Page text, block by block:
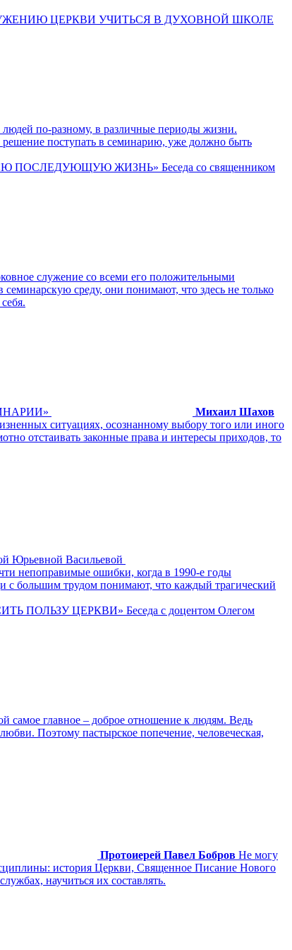
ЦЕРКВИ УЧИТЬСЯ В ДУХОВНОЙ ШКОЛЕ
людей по-разному, в различные периоды жизни.
поступать в семинарию, уже должно быть
ЖИЗНЬ» Беседа со священником
служение со всеми его положительными
среду, они понимают, что здесь не только
Михаил Шахов
ситуациях, осознанному выбору того или иного
отстаивать законные права и интересы приходов, то
Васильевой
непоправимые ошибки, когда в 1990-е годы
с большим трудом понимают, что каждый трагический
ЦЕРКВИ» Беседа с доцентом Олегом
самое главное – доброе отношение к людям. Ведь
Поэтому пастырское попечение, человеческая,
Протоиерей Павел Бобров Не могу
история Церкви, Священное Писание Нового
научиться их составлять.